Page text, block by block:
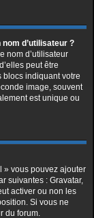
d’utilisateur ?
nom d’utilisateur
peut être
blocs indiquant votre
image, souvent
est unique ou
» vous pouvez ajouter
suivantes : Gravatar,
activer ou non les
Si vous ne
du forum.